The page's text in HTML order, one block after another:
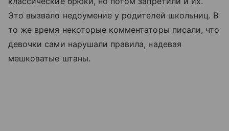
Это вызвало недоумение у родителей школьниц. В
то же время некоторые комментаторы писали, что
девочки сами нарушали правила, надевая
мешковатые штаны.